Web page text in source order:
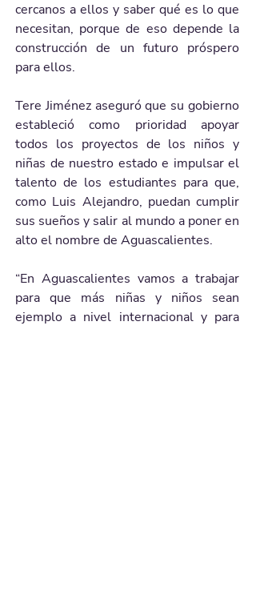
cercanos a ellos y saber qué es lo que
necesitan, porque de eso depende la
construcción de un futuro próspero
para ellos.
Tere Jiménez aseguró que su gobierno
estableció como prioridad apoyar
todos los proyectos de los niños y
niñas de nuestro estado e impulsar el
talento de los estudiantes para que,
como Luis Alejandro, puedan cumplir
sus sueños y salir al mundo a poner en
alto el nombre de Aguascalientes.
“En Aguascalientes vamos a trabajar
para que más niñas y niños sean
ejemplo a nivel internacional y para